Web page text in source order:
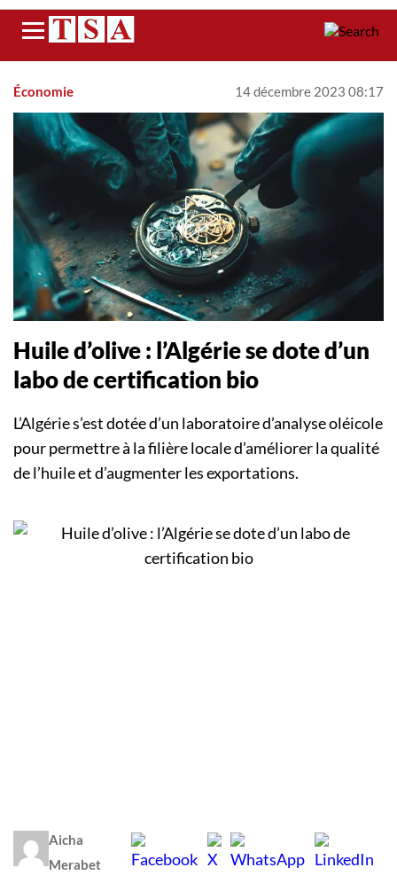
Menu
Économie 14 décembre 2023 08:17
Huile d’olive : l’Algérie se dote d’un
labo de certification bio
L’Algérie s’est dotée d’un laboratoire d’analyse oléicole
pour permettre à la filière locale d’améliorer la qualité
de l’huile et d’augmenter les exportations.
Aicha
Merabet